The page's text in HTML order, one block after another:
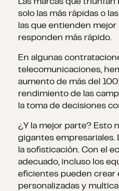
Las marcas que triunfan
solo las más rápidas o
las que entienden
responden más rápido.
En algunas
telecomunicaciones,
aumento de más del
rendimiento de las
la toma de decisiones
¿Y la mejor parte? Esto
gigantes empresariales.
la sofisticación. Con el
adecuado, incluso los
eficientes pueden crear
personalizadas y